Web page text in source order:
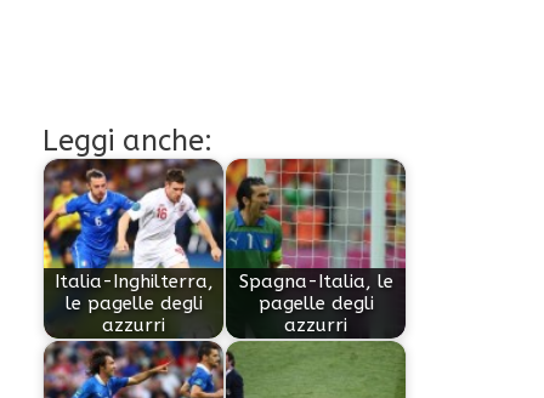
Leggi anche:
Italia-Inghilterra,
le pagelle degli
azzurri
Spagna-Italia, le
pagelle degli
azzurri